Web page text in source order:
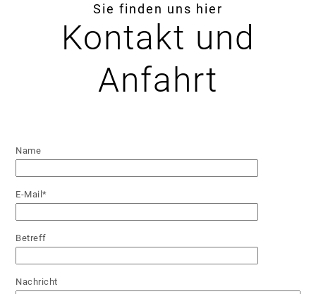
Sie finden uns hier
Kontakt und
Anfahrt
Name
E-Mail*
Betreff
Nachricht